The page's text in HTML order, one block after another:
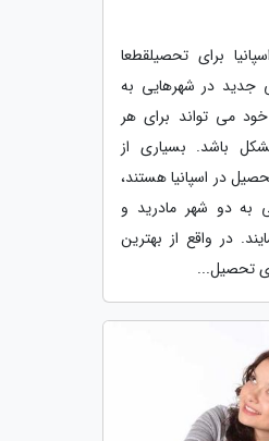
برای تحصیلقطعا
در شهرهایی به
می تواند برای هر
باشد. بسیاری از
در اسپانیا هستند،
به دو شهر مادرید و
در واقع از بهترین
تحصیل...